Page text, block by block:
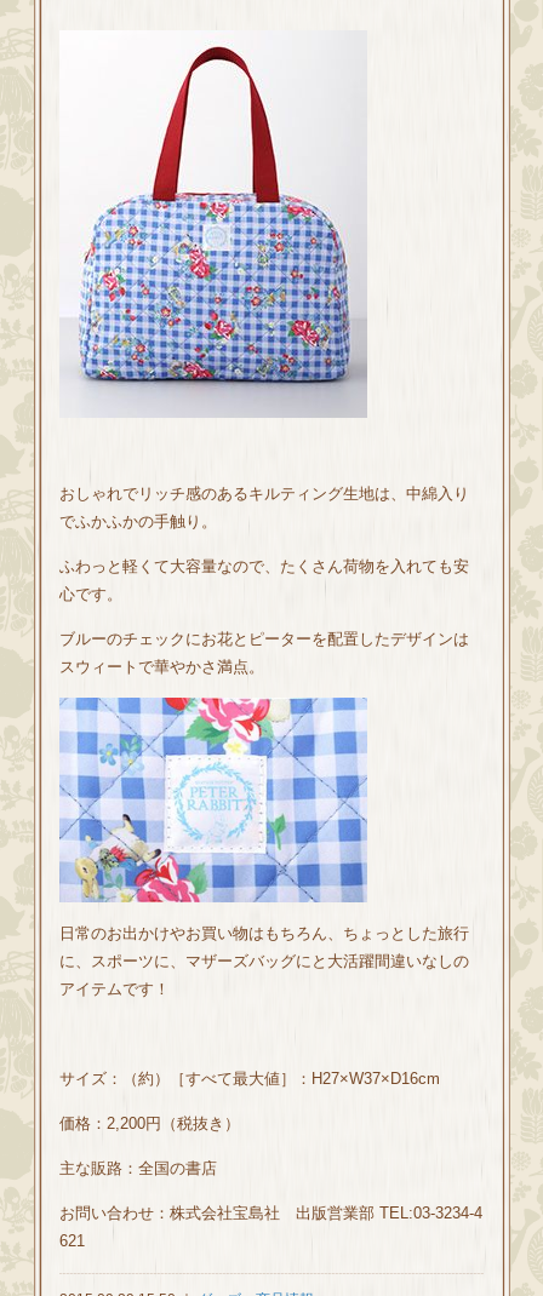
おしゃれでリッチ感のあるキルティング生地は、中綿入り
でふかふかの手触り。
ふわっと軽くて大容量なので、たくさん荷物を入れても安
心です。
ブルーのチェックにお花とピーターを配置したデザインは
スウィートで華やかさ満点。
日常のお出かけやお買い物はもちろん、ちょっとした旅行
に、スポーツに、マザーズバッグにと大活躍間違いなしの
アイテムです！
サイズ：（約）［すべて最大値］：H27×W37×D16cm
価格：2,200円（税抜き）
主な販路：全国の書店
お問い合わせ：株式会社宝島社 出版営業部 TEL:03-3234-4
621